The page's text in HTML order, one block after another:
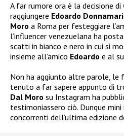
A far rumore ora è la decisione di
raggiungere Edoardo
Moro a Roma per festeggiare
l’influencer venezuelana ha
scatti in bianco e nero in cui si
insieme all’amico Edoardo e al
Non ha aggiunto altre parole, le
tenuto a far sapere appunto di
Dal Moro su Instagram ha
testimoniassero ciò. Dunque
concorrenti dell’ultima edizione